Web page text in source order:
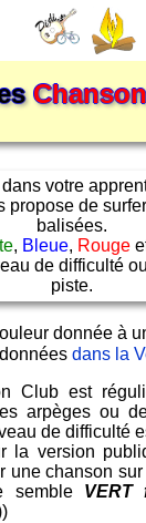
votre
propose de
balisées.
, Bleue, Rouge
de difficulté
piste.
donnée à
dans la
Club est
arpèges ou
de difficulté
la version
une chanson
semble VERT